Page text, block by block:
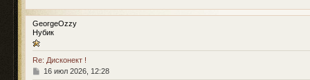
GeorgeOzzy
Нубик
Re: Дисконект !
С
16 июл 2026, 12:28